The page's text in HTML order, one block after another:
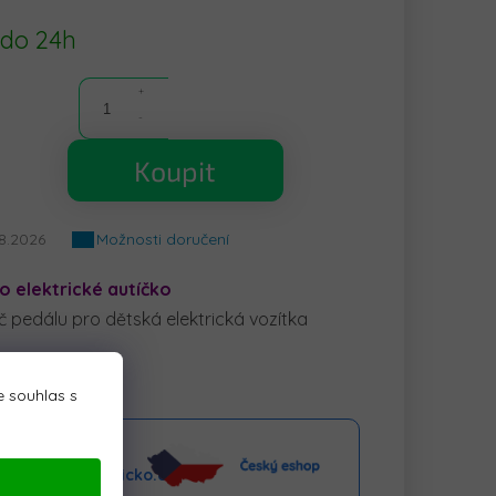
souhlas s
24h
Koupit
Možnosti doručení
elektrické autíčko
pedálu pro dětská elektrická vozítka
linka